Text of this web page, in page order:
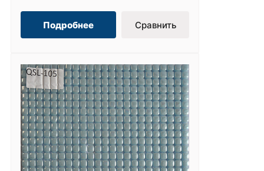
Подробнее Сравнить